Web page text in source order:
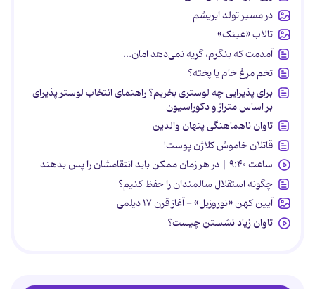
در مسیر تولد ابریشم
تالاب «عینک»
آمدمت که بنگرم، گریه نمی‌دهد امان...
تخم مرغ خام یا پخته؟
برای پذیرایی چه لوستری بخریم؟ راهنمای انتخاب لوستر پذیرای
بر اساس متراژ و دکوراسیون
تاوان ناهماهنگی پنهان والدین
قاتلان خاموش کلاژن پوست!
ساعت ۹:۴۰ | در هر زمان ممکن باید انتقامشان را پس بدهند
چگونه استقلال سالمندان را حفظ کنیم؟
آیین کهن «نوروزبل» - آغاز قرن ۱۷ دیلمی
تاوان زیاد نشستن چیست؟